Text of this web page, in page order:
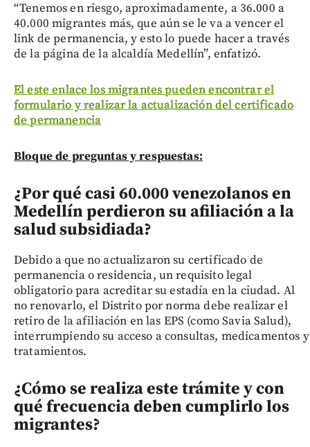
“Tenemos en riesgo, aproximadamente, a 36.000 a
40.000 migrantes más, que aún se le va a vencer el
link de permanencia, y esto lo puede hacer a través
de la página de la alcaldía Medellín”, enfatizó.
El este enlace los migrantes pueden encontrar el
formulario y realizar la actualización del certificado
de permanencia
Bloque de preguntas y respuestas:
¿Por qué casi 60.000 venezolanos en
Medellín perdieron su afiliación a la
salud subsidiada?
Debido a que no actualizaron su certificado de
permanencia o residencia, un requisito legal
obligatorio para acreditar su estadía en la ciudad. Al
no renovarlo, el Distrito por norma debe realizar el
retiro de la afiliación en las EPS (como Savia Salud),
interrumpiendo su acceso a consultas, medicamentos y
tratamientos.
¿Cómo se realiza este trámite y con
qué frecuencia deben cumplirlo los
migrantes?